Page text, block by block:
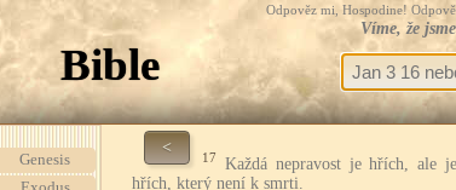
Odpověz mi, Hospodine!
Víme, že
Bible
Genesis
<
17
Každá nepravost je hřích, ale
hřích, který není k smrti.